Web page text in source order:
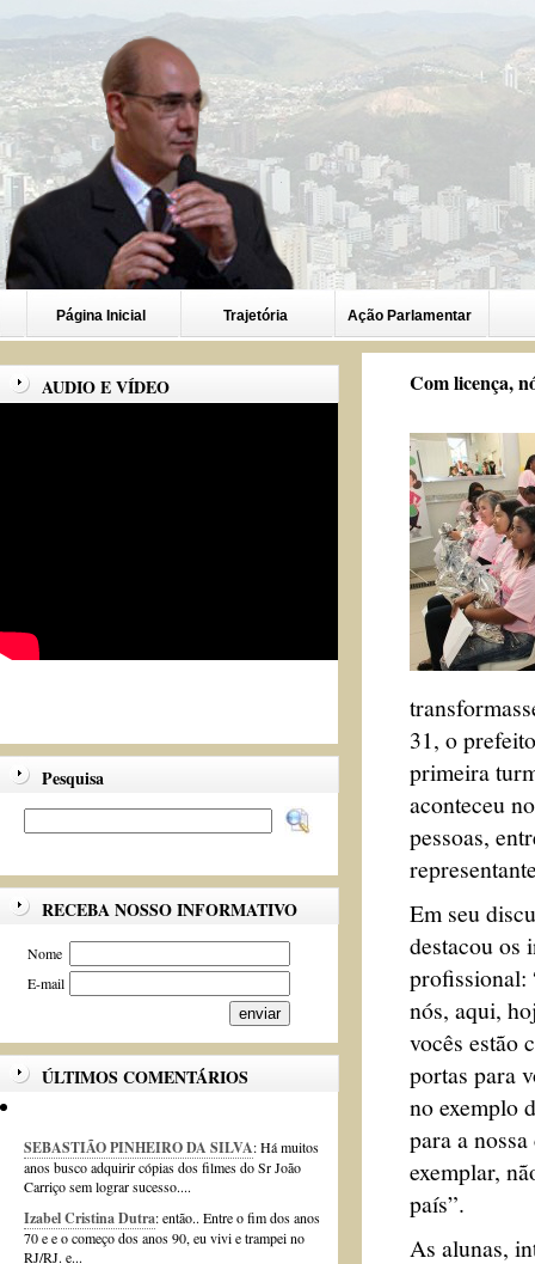
Página Inicial Trajetória Ação Parlamentar
AUDIO E VÍDEO
Pesquisa
RECEBA NOSSO INFORMATIVO
Nome
E-mail
ÚLTIMOS COMENTÁRIOS
SEBASTIÃO PINHEIRO DA SILVA: Há muitos
anos busco adquirir cópias dos filmes do Sr João
Carriço sem lograr sucesso....
Izabel Cristina Dutra: então.. Entre o fim dos anos
70 e e o começo dos anos 90, eu vivi e trampei no
RJ/RJ. e...
Com licença,
31, o
primeira
aconteceu
pessoas,
Em seu
destacou os
profissional:
nós, aqui,
vocês estão
portas para
no exemplo
para a
exemplar,
país”.
As alunas,